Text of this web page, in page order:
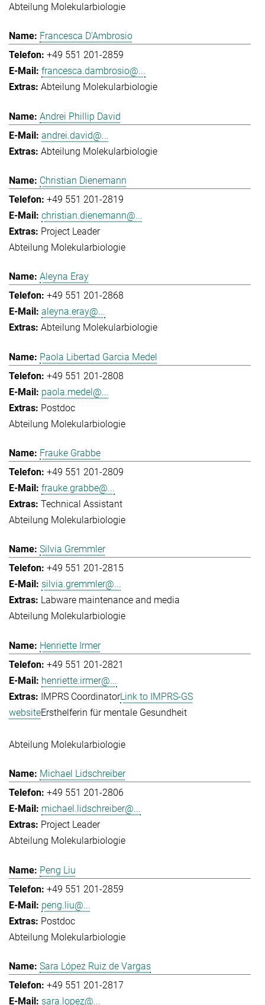
Abteilung Molekularbiologie
Francesca D'Ambrosio
+49 551 201-2859
francesca.dambrosio@...
Abteilung Molekularbiologie
Andrei Phillip David
andrei.david@...
Abteilung Molekularbiologie
Christian Dienemann
+49 551 201-2819
christian.dienemann@...
Project Leader
Abteilung Molekularbiologie
Aleyna Eray
+49 551 201-2868
aleyna.eray@...
Abteilung Molekularbiologie
Paola Libertad Garcia Medel
+49 551 201-2808
paola.medel@...
Postdoc
Abteilung Molekularbiologie
Frauke Grabbe
+49 551 201-2809
frauke.grabbe@...
Technical Assistant
Abteilung Molekularbiologie
Silvia Gremmler
+49 551 201-2815
silvia.gremmler@...
Labware maintenance and media
Abteilung Molekularbiologie
Henriette Irmer
+49 551 201-2821
henriette.irmer@...
IMPRS CoordinatorLink to IMPRS-GS
websiteErsthelferin für mentale Gesundheit
Abteilung Molekularbiologie
Michael Lidschreiber
+49 551 201-2806
michael.lidschreiber@...
Project Leader
Abteilung Molekularbiologie
Peng Liu
+49 551 201-2859
peng.liu@...
Postdoc
Abteilung Molekularbiologie
Sara López Ruiz de Vargas
+49 551 201-2817
sara.lopez@...